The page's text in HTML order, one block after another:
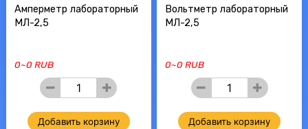
Амперметр лабораторный
МЛ-2,5
0~0 RUB
Вольтметр лабораторный
МЛ-2,5
0~0 RUB